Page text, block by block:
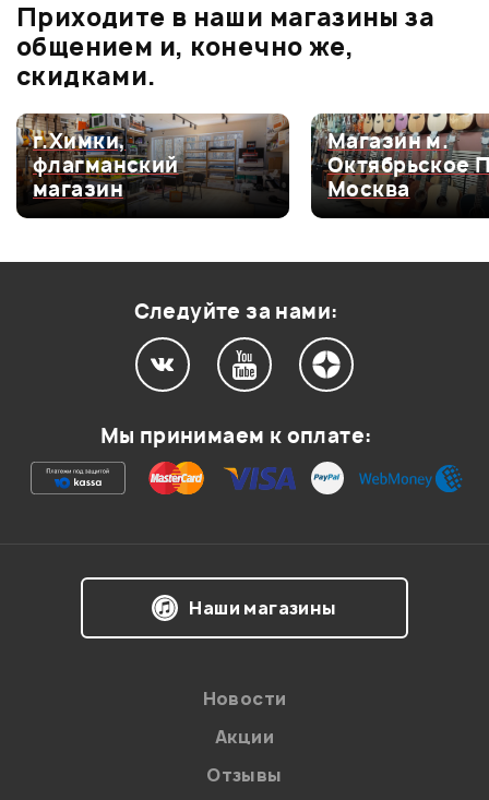
0.0
Оценка5
0
Оценка4
0
Оценка3
0
Ваша оценка:
Приходите в наши магазины за
общением и, конечно же,
скидками.
г.Химки,
флагманский
магазин
Магазин м.
Октябрьское
Москва
Следуйте за нами:
Мы принимаем к оплате:
Наши магазины
Новости
Акции
Отзывы